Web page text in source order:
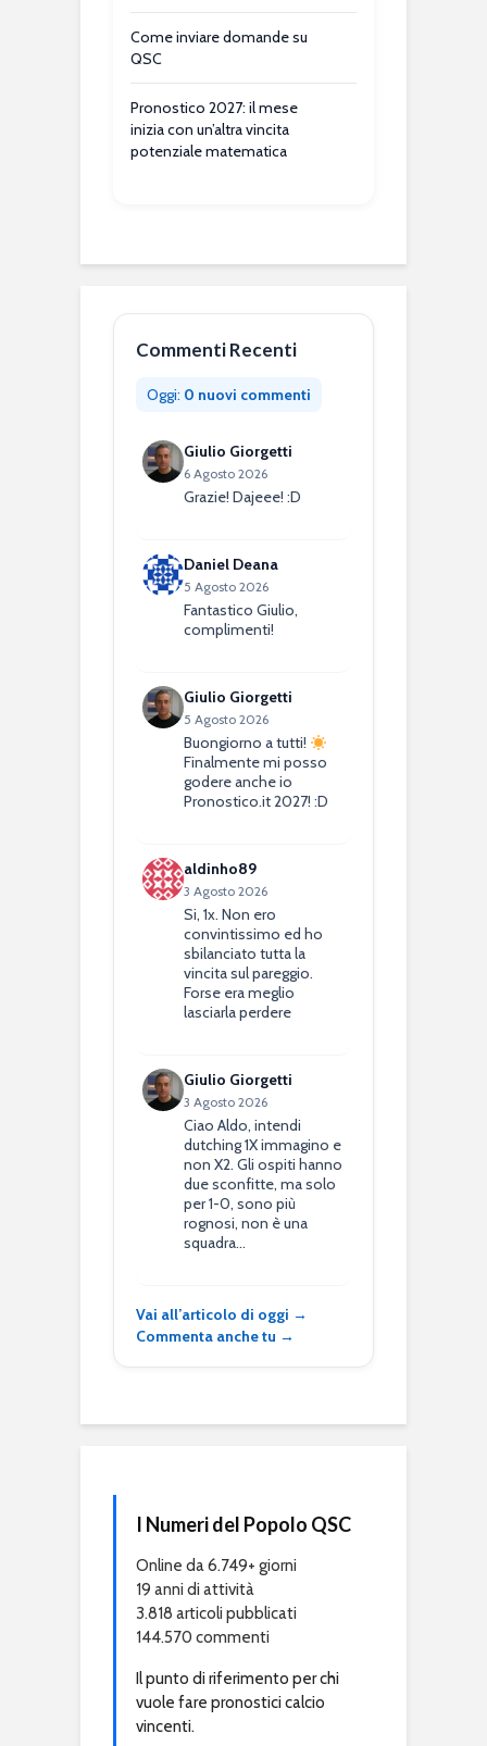
Come inviare domande su
QSC
Pronostico 2027: il mese
inizia con un’altra vincita
potenziale matematica
Commenti Recenti
Oggi: 0 nuovi commenti
Giulio Giorgetti
6 Agosto 2026
Grazie! Dajeee! :D
Daniel Deana
5 Agosto 2026
Fantastico Giulio,
complimenti!
Giulio Giorgetti
5 Agosto 2026
Buongiorno a tutti!
Finalmente mi posso
godere anche io
Pronostico.it 2027! :D
aldinho89
3 Agosto 2026
Si, 1x. Non ero
convintissimo ed ho
sbilanciato tutta la
vincita sul pareggio.
Forse era meglio
lasciarla perdere
Giulio Giorgetti
3 Agosto 2026
Ciao Aldo, intendi
dutching 1X immagino e
non X2. Gli ospiti hanno
due sconfitte, ma solo
per 1-0, sono più
rognosi, non è una
squadra…
Vai all’articolo di oggi →
Commenta anche tu →
I Numeri del Popolo QSC
Online da 6.749+ giorni
19 anni di attività
3.818 articoli pubblicati
144.570 commenti
Il punto di riferimento per chi
vuole fare pronostici calcio
vincenti.